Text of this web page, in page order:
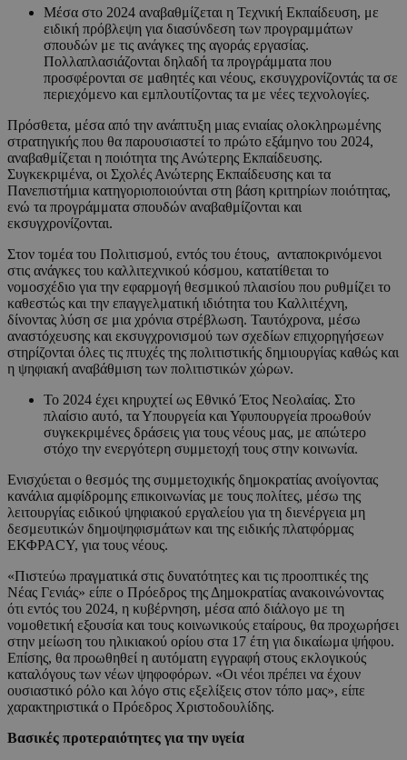
Μέσα στο 2024 αναβαθμίζεται η Τεχνική Εκπαίδευση, με
ειδική πρόβλεψη για διασύνδεση των προγραμμάτων
σπουδών με τις ανάγκες της αγοράς εργασίας.
Πολλαπλασιάζονται δηλαδή τα προγράμματα που
προσφέρονται σε μαθητές και νέους, εκσυγχρονίζοντάς τα σε
περιεχόμενο και εμπλουτίζοντας τα με νέες τεχνολογίες.
Πρόσθετα, μέσα από την ανάπτυξη μιας ενιαίας ολοκληρωμένης
στρατηγικής που θα παρουσιαστεί το πρώτο εξάμηνο του 2024,
αναβαθμίζεται η ποιότητα της Ανώτερης Εκπαίδευσης.
Συγκεκριμένα, οι Σχολές Ανώτερης Εκπαίδευσης και τα
Πανεπιστήμια κατηγοριοποιούνται στη βάση κριτηρίων ποιότητας,
ενώ τα προγράμματα σπουδών αναβαθμίζονται και
εκσυγχρονίζονται.
Στον τομέα του Πολιτισμού, εντός του έτους, ανταποκρινόμενοι
στις ανάγκες του καλλιτεχνικού κόσμου, κατατίθεται το
νομοσχέδιο για την εφαρμογή θεσμικού πλαισίου που ρυθμίζει το
καθεστώς και την επαγγελματική ιδιότητα του Καλλιτέχνη,
δίνοντας λύση σε μια χρόνια στρέβλωση. Ταυτόχρονα, μέσω
αναστόχευσης και εκσυγχρονισμού των σχεδίων επιχορηγήσεων
στηρίζονται όλες τις πτυχές της πολιτιστικής δημιουργίας καθώς και
η ψηφιακή αναβάθμιση των πολιτιστικών χώρων.
Το 2024 έχει κηρυχτεί ως Εθνικό Έτος Νεολαίας. Στο
πλαίσιο αυτό, τα Υπουργεία και Υφυπουργεία προωθούν
συγκεκριμένες δράσεις για τους νέους μας, με απώτερο
στόχο την ενεργότερη συμμετοχή τους στην κοινωνία.
Ενισχύεται ο θεσμός της συμμετοχικής δημοκρατίας ανοίγοντας
κανάλια αμφίδρομης επικοινωνίας με τους πολίτες, μέσω της
λειτουργίας ειδικού ψηφιακού εργαλείου για τη διενέργεια μη
δεσμευτικών δημοψηφισμάτων και της ειδικής πλατφόρμας
ΕΚΦΡΑCY, για τους νέους.
«Πιστεύω πραγματικά στις δυνατότητες και τις προοπτικές της
Νέας Γενιάς» είπε ο Πρόεδρος της Δημοκρατίας ανακοινώνοντας
ότι εντός του 2024, η κυβέρνηση, μέσα από διάλογο με τη
νομοθετική εξουσία και τους κοινωνικούς εταίρους, θα προχωρήσει
στην μείωση του ηλικιακού ορίου στα 17 έτη για δικαίωμα ψήφου.
Επίσης, θα προωθηθεί η αυτόματη εγγραφή στους εκλογικούς
καταλόγους των νέων ψηφοφόρων. «Οι νέοι πρέπει να έχουν
ουσιαστικό ρόλο και λόγο στις εξελίξεις στον τόπο μας», είπε
χαρακτηριστικά ο Πρόεδρος Χριστοδουλίδης.
Βασικές προτεραιότητες για την υγεία